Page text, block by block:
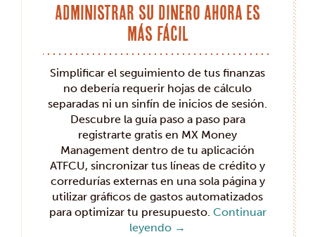
Administrar su dinero ahora es
más fácil
Simplificar el seguimiento de tus finanzas
no debería requerir hojas de cálculo
separadas ni un sinfín de inicios de sesión.
Descubre la guía paso a paso para
registrarte gratis en MX Money
Management dentro de tu aplicación
ATFCU, sincronizar tus líneas de crédito y
corredurías externas en una sola página y
utilizar gráficos de gastos automatizados
para optimizar tu presupuesto. Continuar
leyendo →